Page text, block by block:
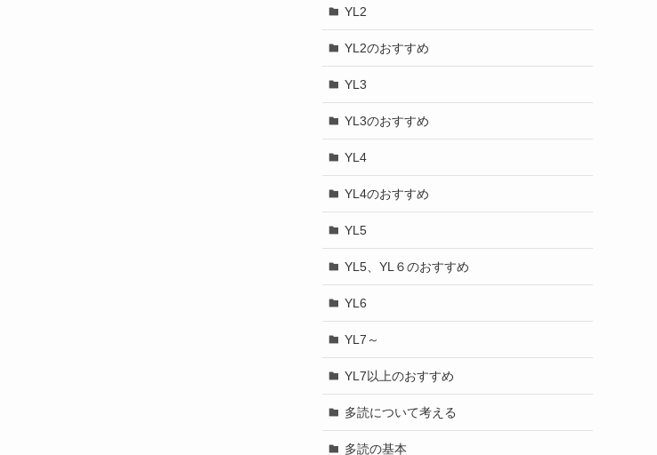
YL2
YL2のおすすめ
YL3
YL3のおすすめ
YL4
YL4のおすすめ
YL5
YL5、YL６のおすすめ
YL6
YL7～
YL7以上のおすすめ
多読について考える
多読の基本